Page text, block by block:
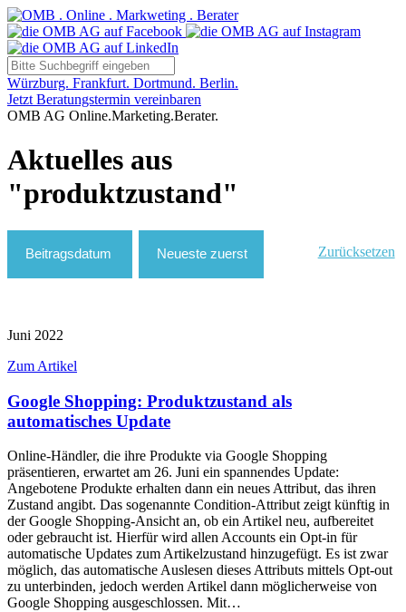
Würzburg. Frankfurt. Dortmund. Berlin.
Jetzt Beratungstermin vereinbaren
OMB AG Online.Marketing.Berater.
Aktuelles aus
"produktzustand"
Zurücksetzen
Juni 2022
Zum Artikel
Google Shopping: Produktzustand als
automatisches Update
Online-Händler, die ihre Produkte via Google Shopping
präsentieren, erwartet am 26. Juni ein spannendes Update:
Angebotene Produkte erhalten dann ein neues Attribut, das ihren
Zustand angibt. Das sogenannte Condition-Attribut zeigt künftig in
der Google Shopping-Ansicht an, ob ein Artikel neu, aufbereitet
oder gebraucht ist. Hierfür wird allen Accounts ein Opt-in für
automatische Updates zum Artikelzustand hinzugefügt. Es ist zwar
möglich, das automatische Auslesen dieses Attributs mittels Opt-out
zu unterbinden, jedoch werden Artikel dann möglicherweise von
Google Shopping ausgeschlossen. Mit…